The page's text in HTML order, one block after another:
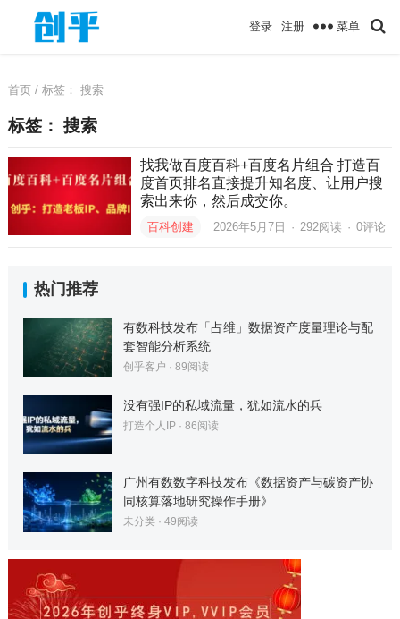
登录 注册 菜单
首页/ 标签： 搜索
标签： 搜索
找我做百度百科+百度名片组合 打造百
度首页排名直接提升知名度、让用户搜
索出来你，然后成交你。
百科创建 2026年5月7日 · 292阅读 · 0评论
热门推荐
有数科技发布「占维」数据资产度量理论与配
套智能分析系统
创乎客户 · 89阅读
没有强IP的私域流量，犹如流水的兵
打造个人IP· 86阅读
广州有数数字科技发布《数据资产与碳资产协
同核算落地研究操作手册》
未分类· 49阅读